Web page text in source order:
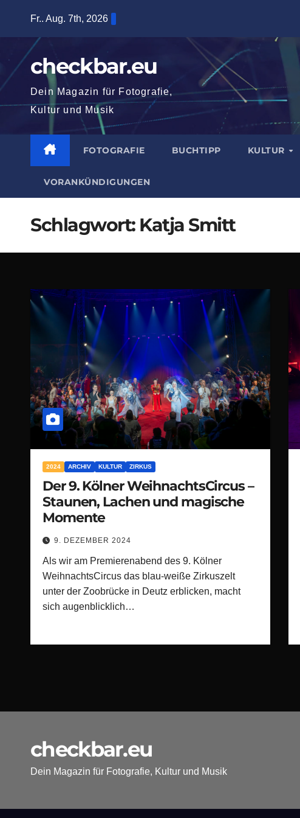
springen
Fr.. Aug. 7th, 2026
checkbar.eu
Dein Magazin für Fotografie,
Kultur und Musik
FOTOGRAFIE BUCHTIPP KULTUR
VORANKÜNDIGUNGEN
Schlagwort: Katja Smitt
2024 ARCHIV KULTUR ZIRKUS
Der 9. Kölner WeihnachtsCircus –
Staunen, Lachen und magische
Momente
9. DEZEMBER 2024
Als wir am Premierenabend des 9. Kölner
WeihnachtsCircus das blau-weiße Zirkuszelt
unter der Zoobrücke in Deutz erblicken, macht
sich augenblicklich…
checkbar.eu
Dein Magazin für Fotografie, Kultur und Musik